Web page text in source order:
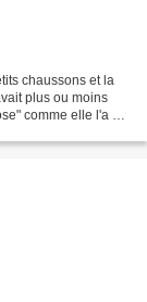
chaussons et la
plus ou moins
comme elle l'a dit.